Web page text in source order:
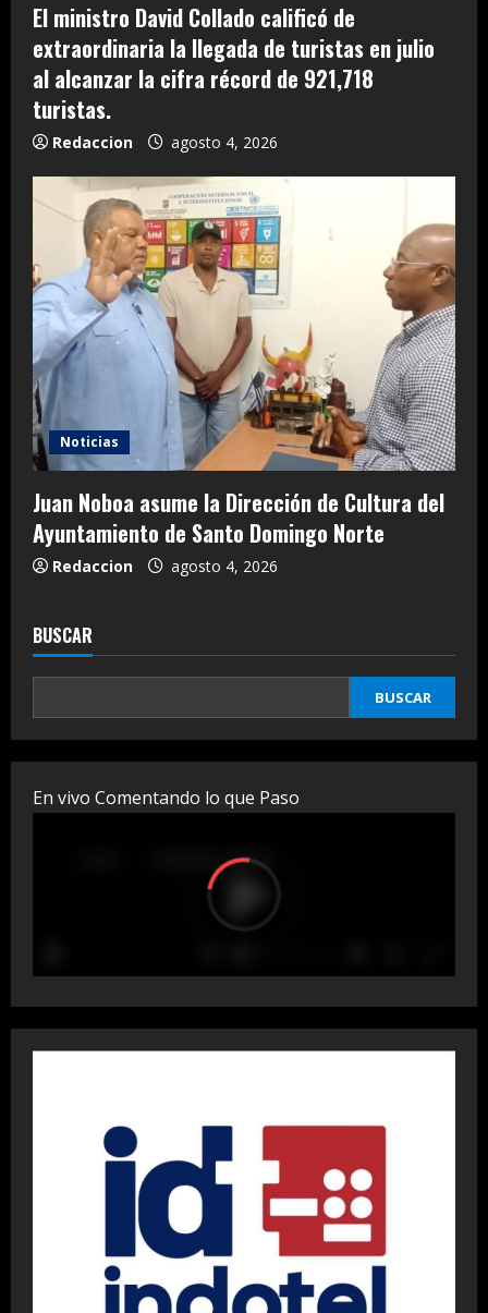
El ministro David Collado calificó de
extraordinaria la llegada de turistas en julio
al alcanzar la cifra récord de 921,718
turistas.
Redaccion agosto 4, 2026
Noticias
Juan Noboa asume la Dirección de Cultura del
Ayuntamiento de Santo Domingo Norte
Redaccion agosto 4, 2026
BUSCAR
BUSCAR
En vivo Comentando lo que Paso